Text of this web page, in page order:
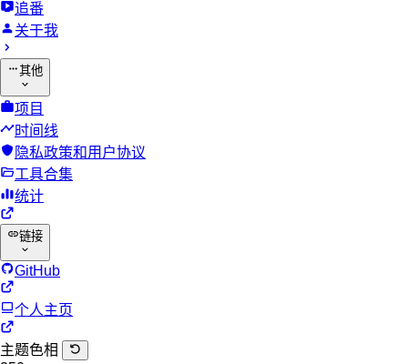
追番
关于我
其他
项目
时间线
隐私政策和用户协议
工具合集
统计
链接
GitHub
个人主页
主题色相